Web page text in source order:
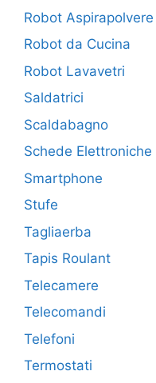
Robot Aspirapolvere
Robot da Cucina
Robot Lavavetri
Saldatrici
Scaldabagno
Schede Elettroniche
Smartphone
Stufe
Tagliaerba
Tapis Roulant
Telecamere
Telecomandi
Telefoni
Termostati